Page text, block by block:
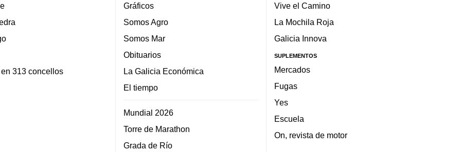
313 concellos
Gráficos
Somos Agro
Somos Mar
Obituarios
La Galicia Económica
El tiempo
Mundial 2026
Torre de Marathon
Grada de Río
Vive el Camino
La Mochila Roja
Galicia Innova
SUPLEMENTOS
Mercados
Fugas
Yes
Escuela
On, revista de motor